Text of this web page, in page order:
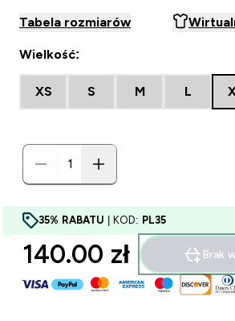
Tabela rozmiarów
Wielkość:
XS S M L
35% RABATU | KOD: PL35
140.00 zł‎ Brak